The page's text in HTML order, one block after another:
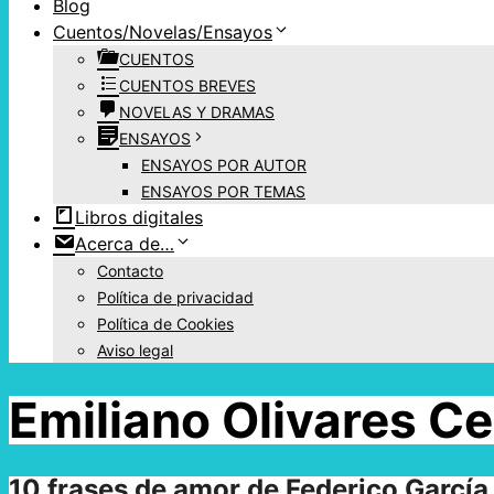
Blog
Cuentos/Novelas/Ensayos
CUENTOS
CUENTOS BREVES
NOVELAS Y DRAMAS
ENSAYOS
ENSAYOS POR AUTOR
ENSAYOS POR TEMAS
Libros digitales
Acerca de…
Contacto
Política de privacidad
Política de Cookies
Aviso legal
Emiliano Olivares